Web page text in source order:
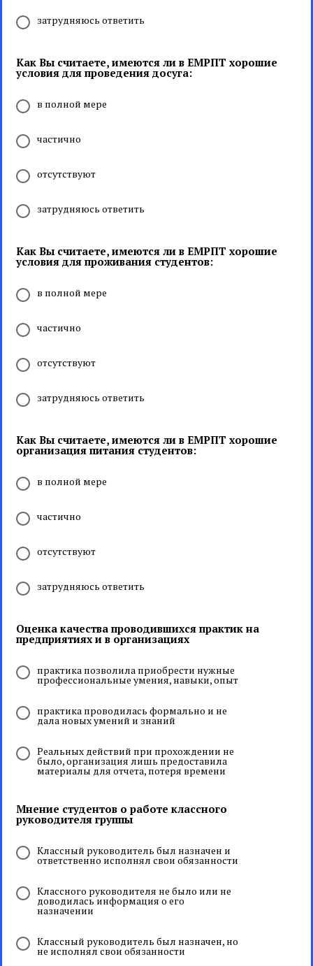
затрудняюсь ответить
Как Вы считаете, имеются ли в ЕМРПТ хорошие
условия для проведения досуга:
в полной мере
частично
отсутствуют
затрудняюсь ответить
Как Вы считаете, имеются ли в ЕМРПТ хорошие
условия для проживания студентов:
в полной мере
частично
отсутствуют
затрудняюсь ответить
Как Вы считаете, имеются ли в ЕМРПТ хорошие
организация питания студентов:
в полной мере
частично
отсутствуют
затрудняюсь ответить
Оценка качества проводившихся практик на
предприятиях и в организациях
практика позволила приобрести нужные
профессиональные умения, навыки, опыт
практика проводилась формально и не
дала новых умений и знаний
Реальных действий при прохождении не
было, организация лишь предоставила
материалы для отчета, потеря времени
Мнение студентов о работе классного
руководителя группы
Классный руководитель был назначен и
ответственно исполнял свои обязанности
Классного руководителя не было или не
доводилась информация о его
назначении
Классный руководитель был назначен, но
не исполнял свои обязанности